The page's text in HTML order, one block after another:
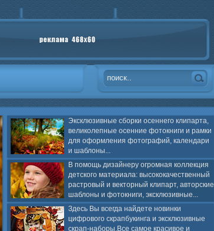
Эксклюзивные сборки осеннего клипарта,
великолепные осенние фотокниги и рамки
для оформления фотографий, календари
и шаблоны...
В помощь дизайнеру огромная коллекция
детского материала: высококачественный
растровый и векторный клипарт, авторские
шаблоны и фотокниги, эксклюзивные...
Здесь Вы всегда найдете новинки
цифрового скрапбукинга и эксклюзивные
скрап-наборы.Все самое красивое и